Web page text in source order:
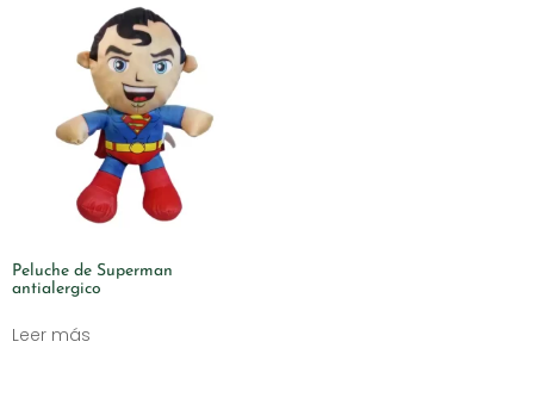
Peluche de Superman
antialergico
Leer más